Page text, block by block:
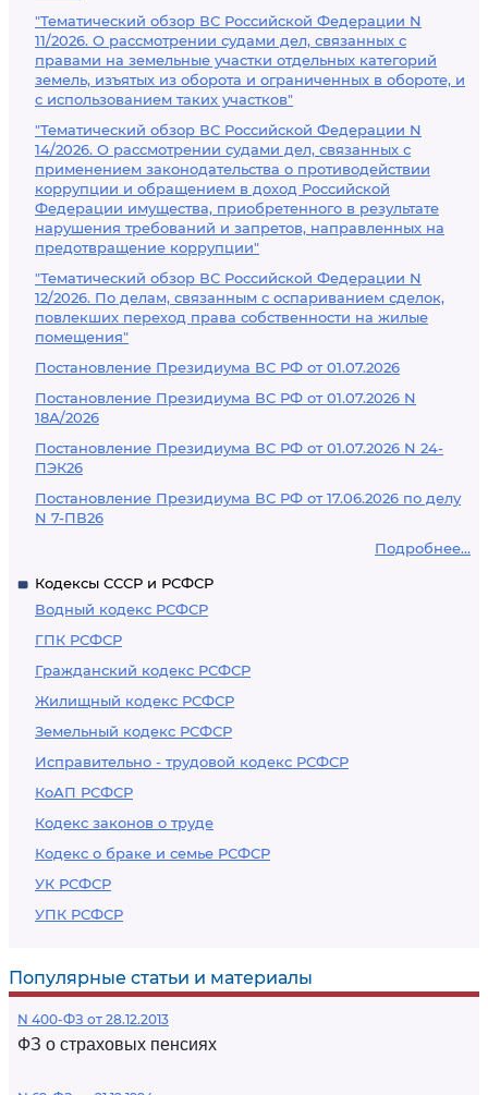
"Тематический обзор ВС Российской Федерации N
11/2026. О рассмотрении судами дел, связанных с
правами на земельные участки отдельных категорий
земель, изъятых из оборота и ограниченных в обороте, и
с использованием таких участков"
"Тематический обзор ВС Российской Федерации N
14/2026. О рассмотрении судами дел, связанных с
применением законодательства о противодействии
коррупции и обращением в доход Российской
Федерации имущества, приобретенного в результате
нарушения требований и запретов, направленных на
предотвращение коррупции"
"Тематический обзор ВС Российской Федерации N
12/2026. По делам, связанным с оспариванием сделок,
повлекших переход права собственности на жилые
помещения"
Постановление Президиума ВС РФ от 01.07.2026
Постановление Президиума ВС РФ от 01.07.2026 N
18А/2026
Постановление Президиума ВС РФ от 01.07.2026 N 24-
ПЭК26
Постановление Президиума ВС РФ от 17.06.2026 по делу
N 7-ПВ26
Подробнее...
Кодексы СССР и РСФСР
Водный кодекс РСФСР
ГПК РСФСР
Гражданский кодекс РСФСР
Жилищный кодекс РСФСР
Земельный кодекс РСФСР
Исправительно - трудовой кодекс РСФСР
КоАП РСФСР
Кодекс законов о труде
Кодекс о браке и семье РСФСР
УК РСФСР
УПК РСФСР
Популярные статьи и материалы
N 400-ФЗ от 28.12.2013
ФЗ о страховых пенсиях